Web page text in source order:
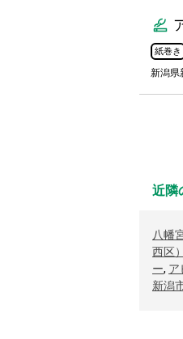
紙巻き
新潟県
近隣
八幡
西区）
ー, ア
新潟